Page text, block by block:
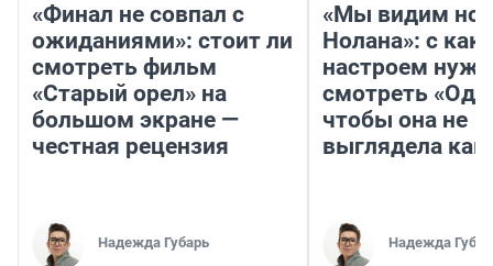
«Финал не совпал с
ожиданиями»: стоит ли
смотреть фильм
«Старый орел» на
большом экране —
честная рецензия
Надежда Губарь
«Мы видим
Нолана»: с
настроем
смотреть
чтобы она не
выглядела как
Надежда